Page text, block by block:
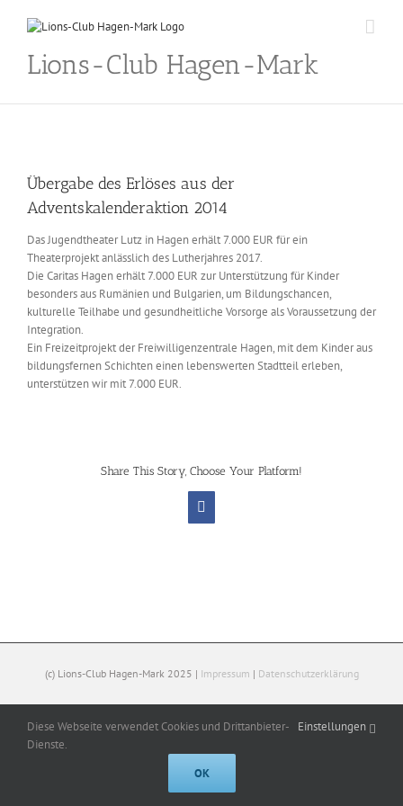
Lions-Club Hagen-Mark
Übergabe des Erlöses aus der
Adventskalenderaktion 2014
Das Jugendtheater Lutz in Hagen erhält 7.000 EUR für ein
Theaterprojekt anlässlich des Lutherjahres 2017.
Die Caritas Hagen erhält 7.000 EUR zur Unterstützung für Kinder
besonders aus Rumänien und Bulgarien, um Bildungschancen,
kulturelle Teilhabe und gesundheitliche Vorsorge als Voraussetzung der
Integration.
Ein Freizeitprojekt der Freiwilligenzentrale Hagen, mit dem Kinder aus
bildungsfernen Schichten einen lebenswerten Stadtteil erleben,
unterstützen wir mit 7.000 EUR.
Share This Story, Choose Your Platform!
Facebook
(c) Lions-Club Hagen-Mark 2025 | Impressum | Datenschutzerklärung
Diese Webseite verwendet Cookies und Drittanbieter-
Dienste.
Einstellungen
OK
Cookies help us deliver our services. By using our services, you agree to
our use of cookies.
Got it